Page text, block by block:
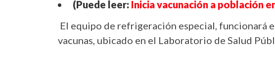
(Puede leer: Inicia vacunación a población
El equipo de refrigeración especial, funcionará
vacunas, ubicado en el Laboratorio de Salud